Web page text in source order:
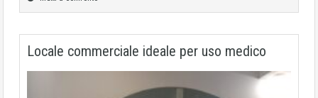
Locale commerciale ideale per uso medico